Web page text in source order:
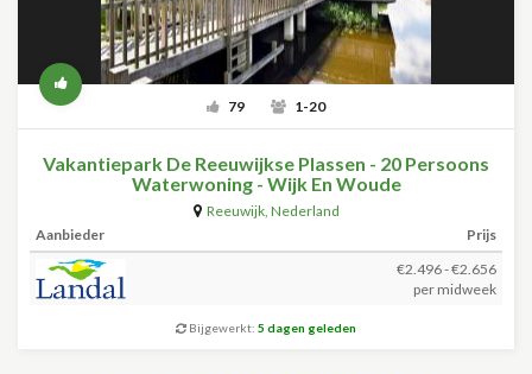
79 1-20
Vakantiepark De Reeuwijkse Plassen - 20 Persoons
Waterwoning - Wijk En Woude
Reeuwijk, Nederland
Aanbieder
Prijs
€2.496 - €2.656
per midweek
Bijgewerkt: 5 dagen geleden